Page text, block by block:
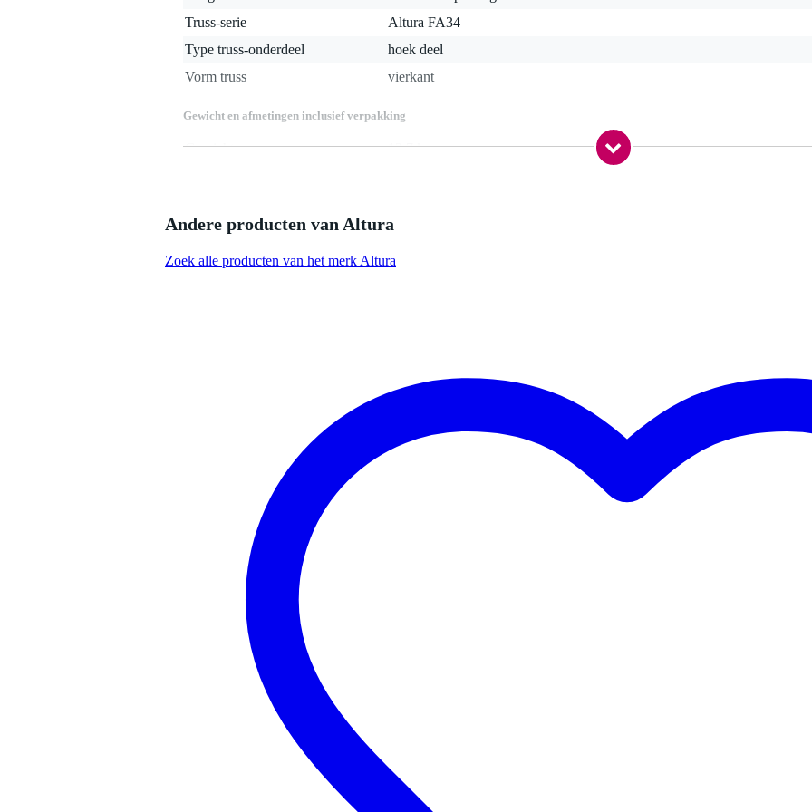
Truss-serie
Altura FA34
Type truss-onderdeel
hoek deel
Vorm truss
vierkant
Gewicht en afmetingen inclusief verpakking
Gewicht(incl. verpakking)
12,7 kg
gefabriceerd door een fabrikant met meer dan 20 jaar ervaring
Andere producten van Altura
Zoek alle producten van het merk Altura